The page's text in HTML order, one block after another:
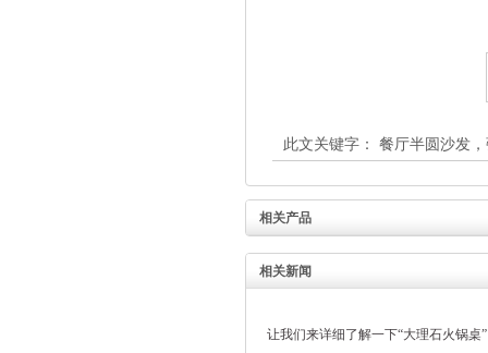
此文关键字： 餐厅半圆沙发
相关产品
相关新闻
让我们来详细了解一下“大理石火锅桌”